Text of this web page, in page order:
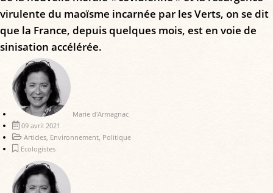
virulente du maoïsme incarnée par les Verts, on se dit
que la France, depuis quelques mois, est en voie de
sinisation accélérée.
Marie d'Armagnac
09 avril 2021
Articles Environnement Politique
Ecologistes